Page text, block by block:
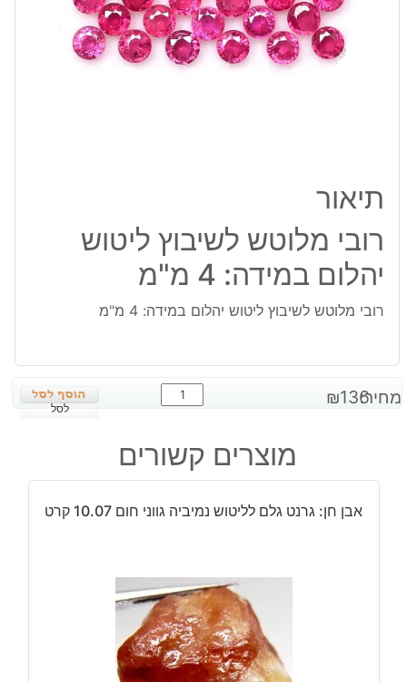
תיאור
רובי מלוטש לשיבוץ ליטוש
יהלום במידה: 4 מ"מ
רובי מלוטש לשיבוץ ליטוש יהלום במידה: 4 מ"מ
מחיר: ₪136
כמות
של
מלוטש
לשיבוץ
יהלום
מ"מ
לסל
מוצרים קשורים
אבן חן: גרנט גלם לליטוש נמיביה גווני חום 10.07 קרט